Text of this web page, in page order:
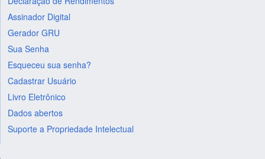
Assinador Digital
Gerador GRU
Sua Senha
Esqueceu sua senha?
Cadastrar Usuário
Livro Eletrônico
Dados abertos
Suporte a Propriedade Intelectual